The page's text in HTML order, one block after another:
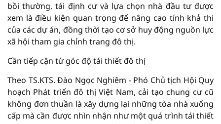
bồi thường, tái định cư và lựa chọn nhà đầu tư được
xem là điều kiện quan trọng để nâng cao tính khả thi
của các dự án, đồng thời tạo cơ sở huy động nguồn lực
xã hội tham gia chỉnh trang đô thị.
Cần tiếp cận từ góc độ tái thiết đô thị
Theo TS.KTS. Đào Ngọc Nghiêm - Phó Chủ tịch Hội Quy
hoạch Phát triển đô thị Việt Nam, cải tạo chung cư cũ
không đơn thuần là xây dựng lại những tòa nhà xuống
cấp mà cần được nhìn nhận như một quá trình tái thiết